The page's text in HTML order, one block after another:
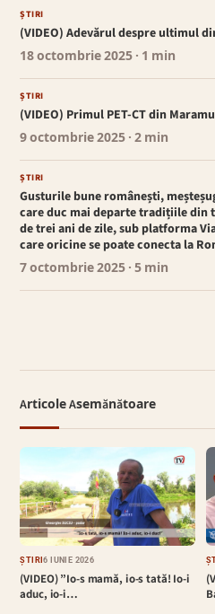
ȘTIRI
(VIDEO) Adevărul despre ultimul
18 octombrie 2025 · 1 min
ȘTIRI
(VIDEO) Primul PET-CT din
9 octombrie 2025 · 2 min
ȘTIRI
Gusturile bune românești,
care duc mai departe tradițiile din
de trei ani de zile, sub platforma
care oricine se poate conecta la
7 octombrie 2025 · 5 min
Articole Asemănătoare
ȘTIRI6 IUNIE 2026
(VIDEO) ”Io-s mamă, io-s tată! Io-i
aduc, io-i…